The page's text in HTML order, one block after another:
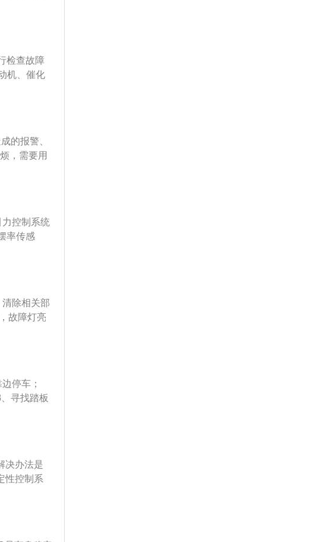
钟后熄
灯亮起
新启动，
检查故障
机、催化
一般要找
具备
信息和相
汽车OB
统。OBD
紧密相
关零部件
持。
的报警、
，需要用
修。以下
时能够更
开时，ES
的ESC故
工作。
控制系统
率传感
车轮的驱
踏板刹车
开关线
灯解除。
除相关部
故障灯亮
正常使
气门故
停车；
寻找踏板
ESC故障
发生，。
认，因此
试着重新
启动，看
决办法是
性控制系
出物理极
示灯会亮
镇定，因